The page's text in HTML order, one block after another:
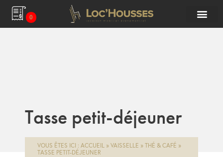
0
Tasse petit-déjeuner
VOUS ÊTES ICI : ACCUEIL » VAISSELLE » THÉ & CAFÉ »
TASSE PETIT-DÉJEUNER